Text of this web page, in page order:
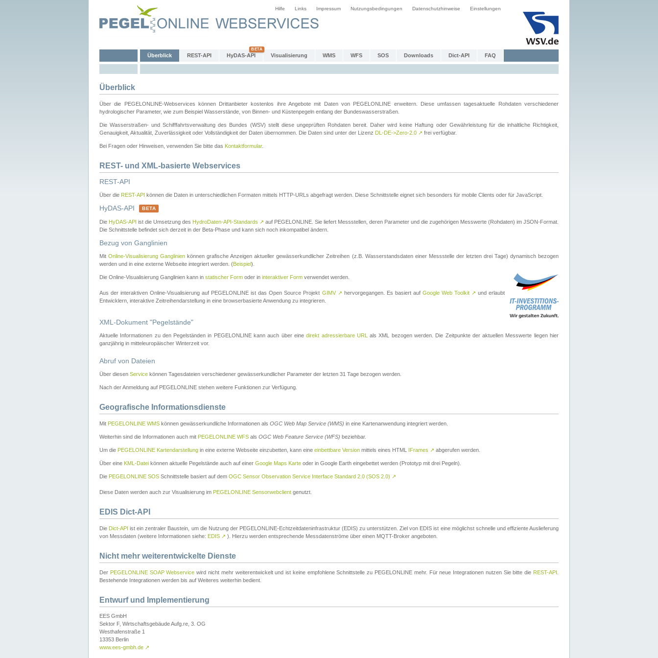
Hilfe Links Impressum Nutzungsbedingungen Datenschutzhinweise Einstellungen
Überblick REST-API HyDAS-API Visualisierung WMS WFS SOS Downloads Dict-API FAQ
Überblick
Über die PEGELONLINE-Webservices können Drittanbieter kostenlos ihre Angebote mit Daten von PEGELONLINE erweitern. Diese umfassen tagesaktuelle Rohdaten verschiedener
hydrologischer Parameter, wie zum Beispiel Wasserstände, von Binnen- und Küstenpegeln entlang der Bundeswasserstraßen.
Die Wasserstraßen- und Schifffahrtsverwaltung des Bundes (WSV) stellt diese ungeprüften Rohdaten bereit. Daher wird keine Haftung oder Gewährleistung für die inhaltliche Richtigkeit,
Genauigkeit, Aktualität, Zuverlässigkeit oder Vollständigkeit der Daten übernommen. Die Daten sind unter der Lizenz DL-DE->Zero-2.0 ↗ frei verfügbar.
Bei Fragen oder Hinweisen, verwenden Sie bitte das Kontaktformular.
REST- und XML-basierte Webservices
REST-API
Über die REST-API können die Daten in unterschiedlichen Formaten mittels HTTP-URLs abgefragt werden. Diese Schnittstelle eignet sich besonders für mobile Clients oder für JavaScript.
HyDAS-API BETA
Die HyDAS-API ist die Umsetzung des HydroDaten-API-Standards ↗ auf PEGELONLINE. Sie liefert Messstellen, deren Parameter und die zugehörigen Messwerte (Rohdaten) im JSON-Format.
Die Schnittstelle befindet sich derzeit in der Beta-Phase und kann sich noch inkompatibel ändern.
Bezug von Ganglinien
MitOnline-Visualisierung Ganglinien können grafische Anzeigen aktueller gewässerkundlicher Zeitreihen (z.B. Wasserstandsdaten einer Messstelle der letzten drei Tage) dynamisch bezogen
werden und in eine externe Webseite integriert werden. (Beispiel).
Die Online-Visualisierung Ganglinien kann in statischer Form oder in interaktiver Form verwendet werden.
Aus der interaktiven Online-Visualisierung auf PEGELONLINE ist das Open Source Projekt GIMV ↗ hervorgegangen. Es basiert auf Google Web Toolkit ↗ und erlaubt
Entwicklern, interaktive Zeitreihendarstellung in eine browserbasierte Anwendung zu integrieren.
XML-Dokument "Pegelstände"
Aktuelle Informationen zu den Pegelständen in PEGELONLINE kann auch über einedirekt adressierbare URL
als XML bezogen werden. Die Zeitpunkte der aktuellen Messwerte liegen hier
ganzjährig in mitteleuropäischer Winterzeit vor.
Abruf von Dateien
Über diesen Service können Tagesdateien verschiedener gewässerkundlicher Parameter der letzten 31 Tage bezogen werden.
Nach der Anmeldung auf PEGELONLINE stehen weitere Funktionen zur Verfügung.
Geografische Informationsdienste
Mit PEGELONLINE WMS können gewässerkundliche Informationen als OGC Web Map Service (WMS) in eine Kartenanwendung integriert werden.
Weiterhin sind die Informationen auch mit PEGELONLINE WFS als OGC Web Feature Service (WFS) beziehbar.
Um die PEGELONLINE Kartendarstellung in eine externe Webseite einzubetten, kann eine einbettbare Version mittels eines HTML IFrames ↗ abgerufen werden.
Über eine KML-Datei können aktuelle Pegelstände auch auf einer Google Maps Karte oder in Google Earth eingebettet werden (Prototyp mit drei Pegeln).
Die PEGELONLINE SOS Schnittstelle basiert auf dem OGC Sensor Observation Service Interface Standard 2.0 (SOS 2.0) ↗
Diese Daten werden auch zur Visualisierung im PEGELONLINE Sensorwebclient genutzt.
EDIS Dict-API
Die Dict-API ist ein zentraler Baustein, um die Nutzung der PEGELONLINE-Echtzeitdateninfrastruktur (EDIS) zu unterstützen. Ziel von EDIS ist eine möglichst schnelle und effiziente Auslieferung
von Messdaten (weitere Informationen siehe: EDIS ↗ ). Hierzu werden entsprechende Messdatenströme über einen MQTT-Broker angeboten.
Nicht mehr weiterentwickelte Dienste
Der PEGELONLINE SOAP Webservice wird nicht mehr weiterentwickelt und ist keine empfohlene Schnittstelle zu PEGELONLINE mehr. Für neue Integrationen nutzen Sie bitte die REST-API
Bestehende Integrationen werden bis auf Weiteres weiterhin bedient.
Entwurf und Implementierung
EES GmbH
Sektor F, Wirtschaftsgebäude Aufg.re, 3. OG
Westhafenstraße 1
13353 Berlin
www.ees-gmbh.de ↗